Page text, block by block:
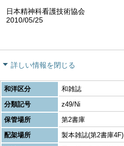
日本精神科看護技術協会
2010/05/25
詳しい情報を閉じる
和洋区分
和雑誌
分類記号
z49/Ni
保管場所
第2書庫
配架場所
製本雑誌(第2書庫4F)